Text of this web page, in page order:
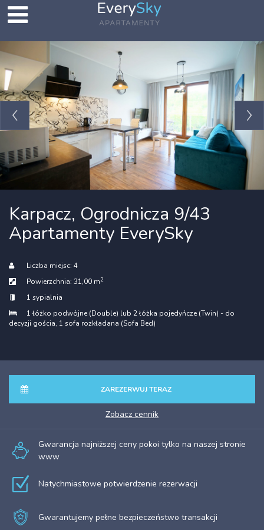
Karpacz, Ogrodnicza 9/43
Apartamenty EverySky
Liczba miejsc: 4
Powierzchnia: 31,00 m2
1 sypialnia
1 łóżko podwójne (Double) lub 2 łóżka pojedyńcze (Twin) - do
decyzji gościa, 1 sofa rozkładana (Sofa Bed)
ZAREZERWUJ TERAZ
zobacz cennik
Gwarancja najniższej ceny pokoi tylko na naszej stronie
www
Natychmiastowe potwierdzenie rezerwacji
Gwarantujemy pełne bezpieczeństwo transakcji